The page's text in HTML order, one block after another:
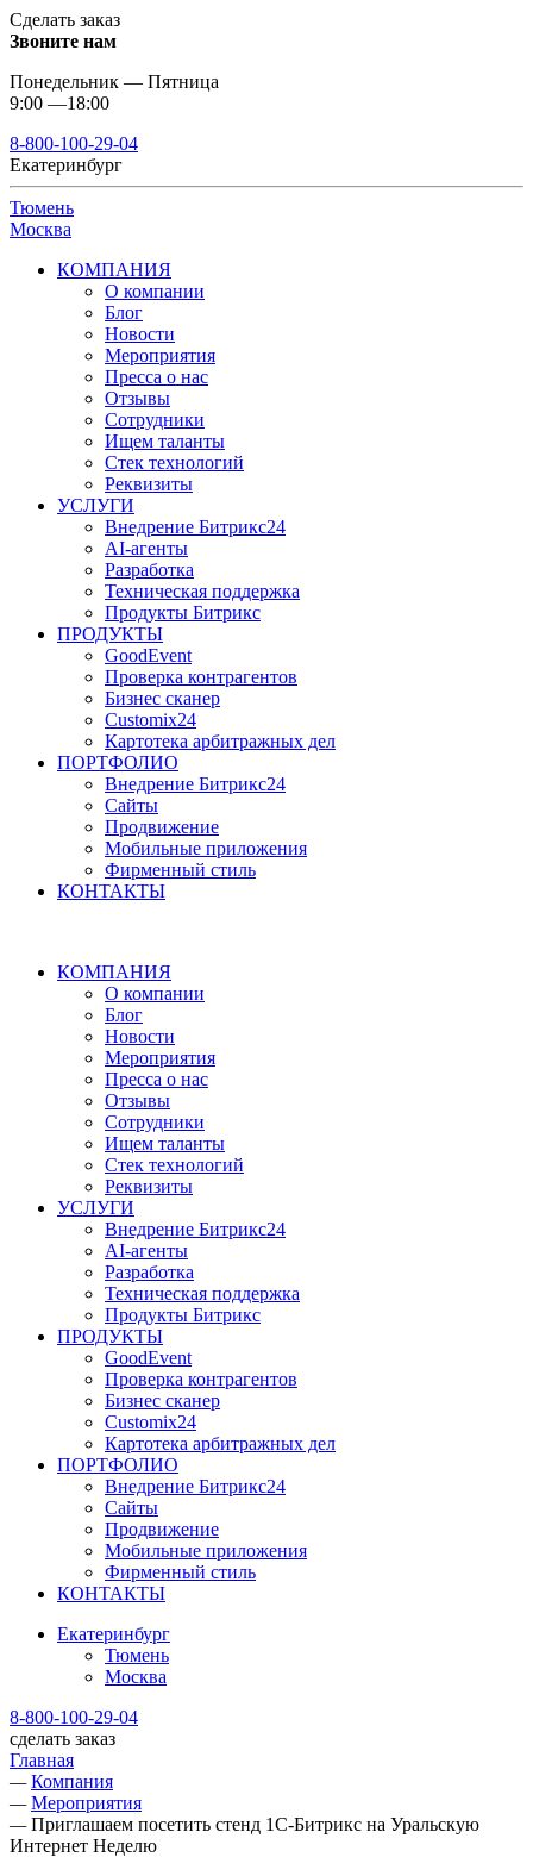
Сделать заказ
Звоните нам
Понедельник — Пятница
9:00 —18:00
8-800-100-29-04
Екатеринбург
Тюмень
Москва
КОМПАНИЯ
О компании
Блог
Новости
Мероприятия
Пресса о нас
Отзывы
Сотрудники
Ищем таланты
Стек технологий
Реквизиты
УСЛУГИ
Внедрение Битрикс24
AI-агенты
Разработка
Техническая поддержка
Продукты Битрикс
ПРОДУКТЫ
GoodEvent
Проверка контрагентов
Бизнес сканер
Customix24
Картотека арбитражных дел
ПОРТФОЛИО
Внедрение Битрикс24
Сайты
Продвижение
Мобильные приложения
Фирменный стиль
КОНТАКТЫ
КОМПАНИЯ
О компании
Блог
Новости
Мероприятия
Пресса о нас
Отзывы
Сотрудники
Ищем таланты
Стек технологий
Реквизиты
УСЛУГИ
Внедрение Битрикс24
AI-агенты
Разработка
Техническая поддержка
Продукты Битрикс
ПРОДУКТЫ
GoodEvent
Проверка контрагентов
Бизнес сканер
Customix24
Картотека арбитражных дел
ПОРТФОЛИО
Внедрение Битрикс24
Сайты
Продвижение
Мобильные приложения
Фирменный стиль
КОНТАКТЫ
Екатеринбург
Тюмень
Москва
8-800-100-29-04
сделать заказ
Главная
— Компания
— Мероприятия
— Приглашаем посетить стенд 1С-Битрикс на Уральскую
Интернет Неделю